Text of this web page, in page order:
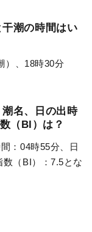
潮の時間はい
）、18時30分
名、日の出時
（BI）は？
：04時55分、日
（BI）：7.5とな